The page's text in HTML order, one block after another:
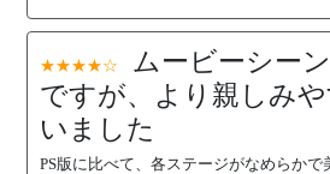
★★★★☆
ムービーシー
ですが、より親しみ
いました
PS版に比べて、各ステージがなめらか